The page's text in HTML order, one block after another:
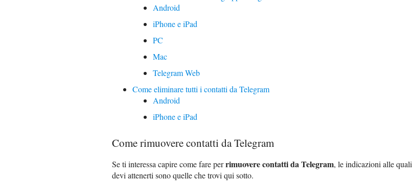
Android
iPhone e iPad
PC
Mac
Telegram Web
Come eliminare tutti i contatti da Telegram
Android
iPhone e iPad
Come rimuovere contatti da Telegram
Se ti interessa capire come fare perrimuovere contatti da Telegram, le indicazioni alle quali
devi attenerti sono quelle che trovi qui sotto.